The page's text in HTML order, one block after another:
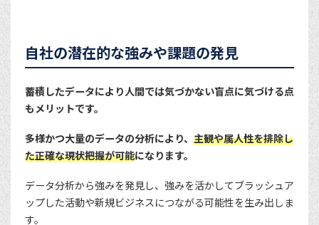
自社の潜在的な強みや課題の発見
蓄積したデータにより人間では気づかない盲点に気づける点
もメリットです。
多様かつ大量のデータの分析により、 主観や属人性を排除し
た正確な現状把握が可能になります。
データ分析から強みを発見し、強みを活かしてブラッシュア
ップした活動や新規ビジネスにつながる可能性を生み出しま
す。